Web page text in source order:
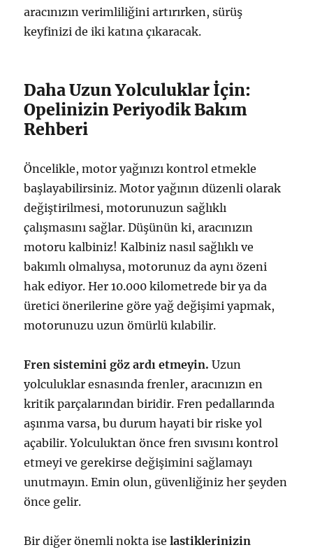
aracınızın verimliliğini artırırken, sürüş
keyfinizi de iki katına çıkaracak.
Daha Uzun Yolculuklar İçin:
Opelinizin Periyodik Bakım
Rehberi
Öncelikle, motor yağınızı kontrol etmekle
başlayabilirsiniz. Motor yağının düzenli olarak
değiştirilmesi, motorunuzun sağlıklı
çalışmasını sağlar. Düşünün ki, aracınızın
motoru kalbiniz! Kalbiniz nasıl sağlıklı ve
bakımlı olmalıysa, motorunuz da aynı özeni
hak ediyor. Her 10.000 kilometrede bir ya da
üretici önerilerine göre yağ değişimi yapmak,
motorunuzu uzun ömürlü kılabilir.
Fren sistemini göz ardı etmeyin. Uzun
yolculuklar esnasında frenler, aracınızın en
kritik parçalarından biridir. Fren pedallarında
aşınma varsa, bu durum hayati bir riske yol
açabilir. Yolculuktan önce fren sıvısını kontrol
etmeyi ve gerekirse değişimini sağlamayı
unutmayın. Emin olun, güvenliğiniz her şeyden
önce gelir.
Bir diğer önemli nokta iselastiklerinizin